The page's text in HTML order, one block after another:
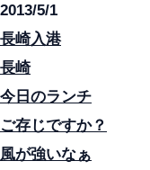
2013/5/1
長崎入港
長崎
今日のランチ
ご存じですか？
風が強いなぁ